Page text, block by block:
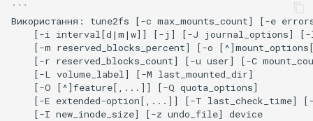
```
Використання: tune2fs [-c max_mounts_count] [-e
[-i interval[d|m|w]] [-j] [-J journal_options] [-
[-m reserved_blocks_percent] [-o
[-r reserved_blocks_count] [-u user] [-C
    [-L volume_label] [-M last_mounted_dir]
    [-O [^]feature[,...]] [-Q quota_options]
[-E extended-option[,...]] [-T last_check_time]
    [-I new_inode_size] [-z undo_file] device